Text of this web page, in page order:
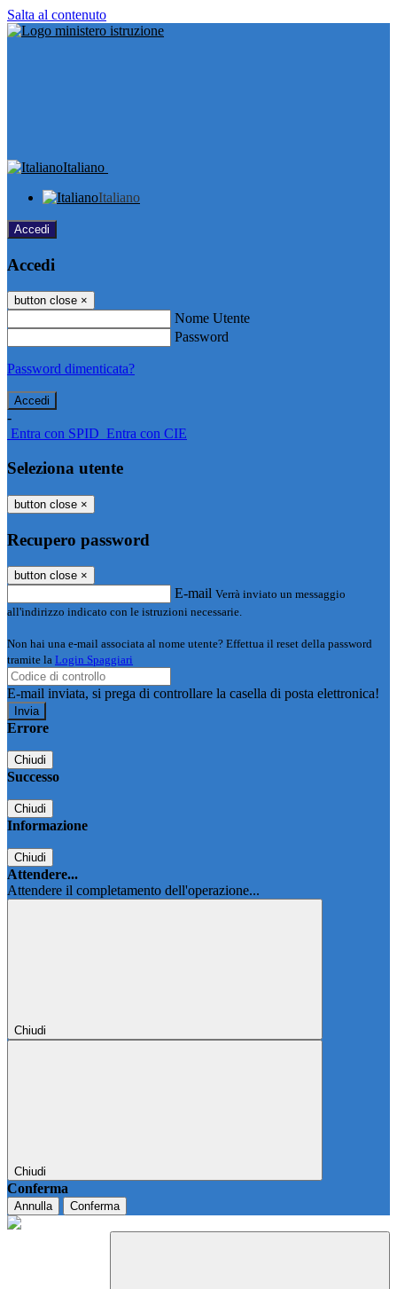
Salta al contenuto
Italiano
Italiano
Accedi
Accedi
button close ×
Nome Utente
Password
Password dimenticata?
-
Entra con SPID Entra con CIE
Seleziona utente
button close ×
Recupero password
button close ×
E-mail Verrà inviato un messaggio
all'indirizzo indicato con le istruzioni necessarie.
Non hai una e-mail associata al nome utente? Effettua il reset della password
tramite la Login Spaggiari
E-mail inviata, si prega di controllare la casella di posta elettronica!
Errore
Chiudi
Successo
Chiudi
Informazione
Chiudi
Attendere...
Attendere il completamento dell'operazione...
Chiudi
Chiudi
Conferma
Annulla Conferma